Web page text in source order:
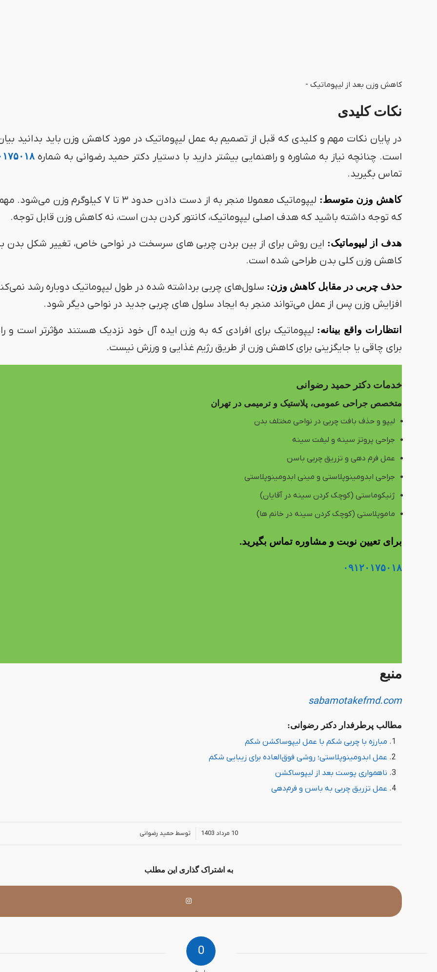
کاهش وزن بعد از لیپوماتیک -
نکات کلیدی
در پایان نکات مهم و کلیدی که قبل از تصمیم به عمل لیپوماتیک در مورد کاهش وزن باید بدانید
است. چنانچه نیاز به مشاوره و راهنمایی بیشتر دارید با دستیار دکتر حمید رضوانی به شماره
تماس بگیرید.
کاهش وزن متوسط:
لیپوماتیک معمولا منجر به از دست دادن حدود ۳ تا ۷ کیلوگرم
که توجه داشته باشید که هدف اصلی لیپوماتیک، کانتور کردن بدن است، نه کاهش وزن قابل توجه.
هدف از لیپوماتیک: این روش برای از بین بردن چربی های سرسخت در نواحی خاص، تغییر شکل بدن
کاهش وزن کلی بدن طراحی شده است.
حذف چربی در مقابل کاهش وزن: سلول‌های چربی برداشته شده در طول لیپوماتیک دوباره رشد
افزایش وزن پس از عمل می‌تواند منجر به ایجاد سلول های چربی جدید در نواحی دیگر شود.
انتظارات واقع بینانه: لیپوماتیک برای افرادی که به وزن ایده آل خود نزدیک هستند مؤثرتر است و
برای چاقی یا جایگزینی برای کاهش وزن از طریق رژیم غذایی و ورزش نیست.
خدمات دکتر حمید رضوانی
متخصص جراحی عمومی، پلاستیک و ترمیمی در تهران
لیپو و حذف بافت چربی در نواحی مختلف بدن
جراحی پروتز سینه و لیفت سینه
عمل فرم دهی و تزریق چربی باسن
جراحی ابدومینوپلاستی و مینی ابدومینوپلاستی
ژنیکوماستی (کوچک کردن سینه در آقایان)
ماموپلاستی (کوچک کردن سینه در خانم ها)
برای تعیین نوبت و مشاوره تماس بگیرید.
۰۹۱۲۰۱۷۵۰۱۸
منبع
sabamotakefmd.com
مطالب پرطرفدار دکتر رضوانی:
مبارزه با چربی شکم با عمل لیپوساکشن شکم
عمل ابدومینوپلاستی؛ روشی فوق‌العاده برای زیبایی شکم
ناهمواری پوست بعد از لیپوساکشن
عمل تزریق چربی به باسن و فرم‌دهی
10 مرداد 1403 / توسط حمید رضوانی
به اشتراک گذاری این مطلب
0